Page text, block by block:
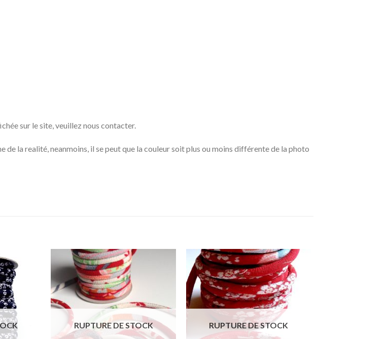
sur le site, veuillez nous contacter.
la realité, neanmoins, il se peut que la couleur soit plus ou moins différente de la photo
Ajouter
à la liste
d'envies
RUPTURE DE STOCK
Ajouter
à la liste
d'envies
RUPTURE DE STOCK